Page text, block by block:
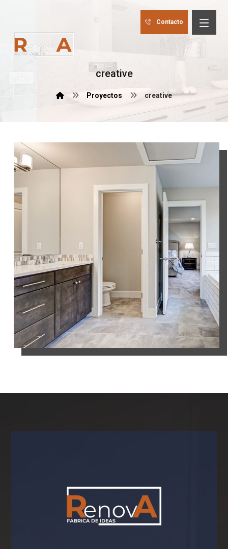
Contacto
creative
Proyectos creative